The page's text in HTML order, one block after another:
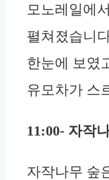
모노레일에
펼쳐졌습니
한눈에 보였
유모차가 스
11:00- 자작
자작나무 숲